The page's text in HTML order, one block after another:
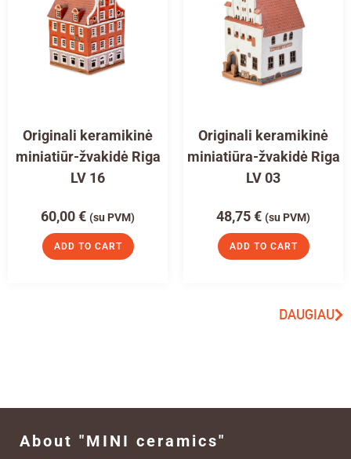
Originali keramikinė
miniatiūr-žvakidė Riga
LV 16
60,00€ (su PVM)
ADD TO CART
Originali keramikinė
miniatiūra-žvakidė Riga
LV 03
48,75€ (su PVM)
ADD TO CART
DAUGIAU
About "MINI ceramics"